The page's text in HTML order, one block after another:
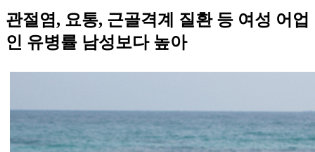
관절염, 요통, 근골격계 질환 등 여성 어업
인 유병률 남성보다 높아